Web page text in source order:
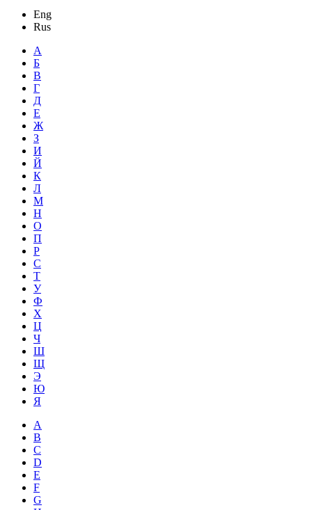
Eng
Rus
А
Б
В
Г
Д
Е
Ж
З
И
Й
К
Л
М
Н
О
П
Р
С
Т
У
Ф
Х
Ц
Ч
Ш
Щ
Э
Ю
Я
A
B
C
D
E
F
G